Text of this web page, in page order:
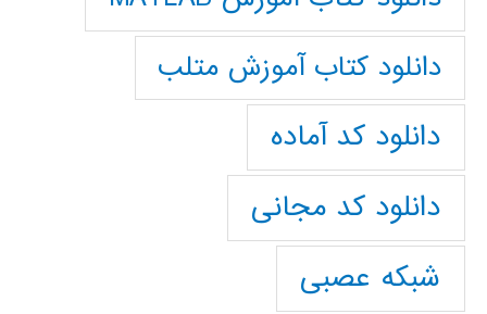
دانلود کتاب آموزش متلب
دانلود کد آماده
دانلود کد مجانی
شبکه عصبی